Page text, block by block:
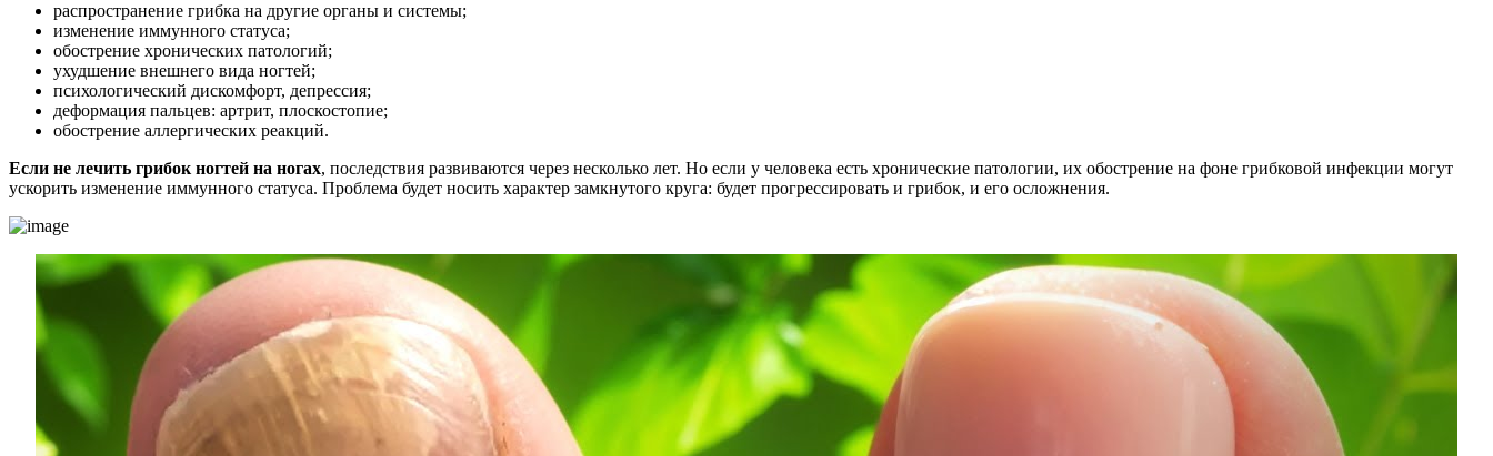
распространение грибка на другие органы и системы;
изменение иммунного статуса;
обострение хронических патологий;
ухудшение внешнего вида ногтей;
психологический дискомфорт, депрессия;
деформация пальцев: артрит, плоскостопие;
обострение аллергических реакций.
Если не лечить грибок ногтей на ногах, последствия развиваются через несколько лет. Но если у человека есть хронические патологии, их обострение на фоне грибковой инфекции могут
ускорить изменение иммунного статуса. Проблема будет носить характер замкнутого круга: будет прогрессировать и грибок, и его осложнения.